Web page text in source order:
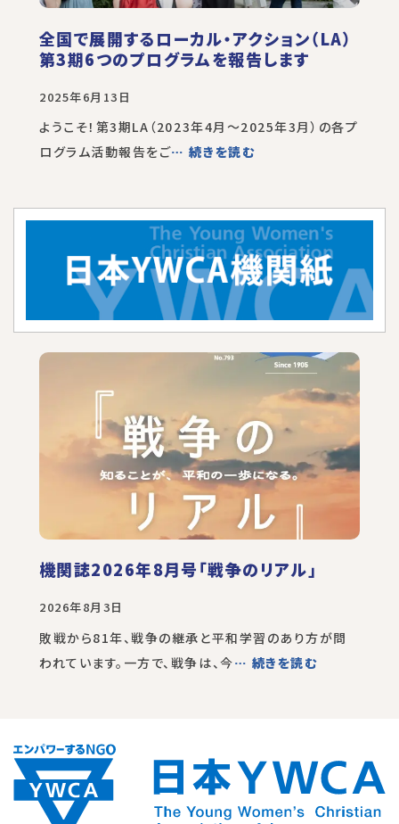
全国で展開するローカル・アクション（LA）
第3期6つのプログラムを報告します
2025年6月13日
ようこそ！第3期LA（2023年4月～2025年3月）の各プ
ログラム活動報告をご… 続きを読む
機関誌2026年8月号「戦争のリアル」
2026年8月3日
敗戦から81年、戦争の継承と平和学習のあり方が問
われています。一方で、戦争は、今… 続きを読む